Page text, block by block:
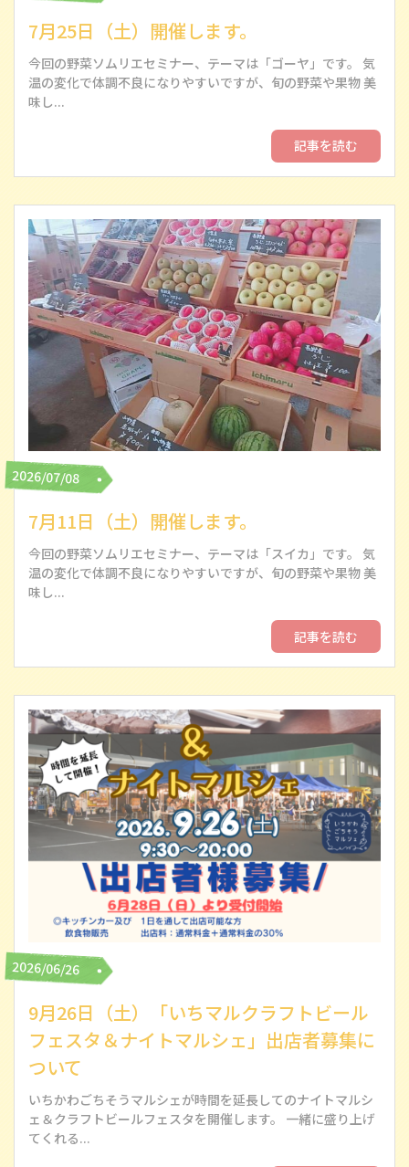
7月25日（土）開催します。
今回の野菜ソムリエセミナー、テーマは「ゴーヤ」です。 気
温の変化で体調不良になりやすいですが、旬の野菜や果物 美
味し...
記事を読む
2026/07/08
7月11日（土）開催します。
今回の野菜ソムリエセミナー、テーマは「スイカ」です。 気
温の変化で体調不良になりやすいですが、旬の野菜や果物 美
味し...
記事を読む
2026/06/26
9月26日（土）「いちマルクラフトビール
フェスタ＆ナイトマルシェ」出店者募集に
ついて
いちかわごちそうマルシェが時間を延長してのナイトマルシ
ェ＆クラフトビールフェスタを開催します。 一緒に盛り上げ
てくれる...